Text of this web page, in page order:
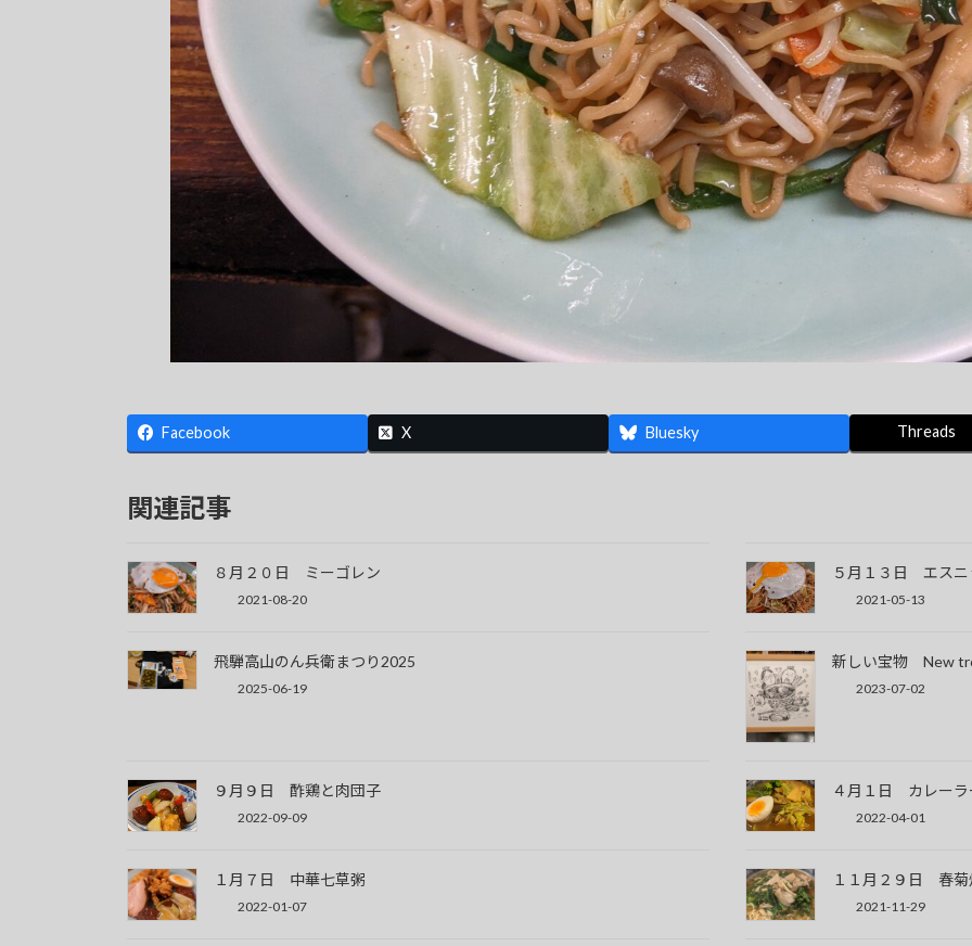
Facebook X Bluesky Threads
関連記事
８月２０日 ミーゴレン
2021-08-20
５月１３日 エスニ
2021-05-13
飛騨高山のん兵衛まつり2025
2025-06-19
新しい宝物 New
2023-07-02
９月９日 酢鶏と肉団子
2022-09-09
４月１日 カレーラ
2022-04-01
１月７日 中華七草粥
2022-01-07
１１月２９日 春菊
2021-11-29